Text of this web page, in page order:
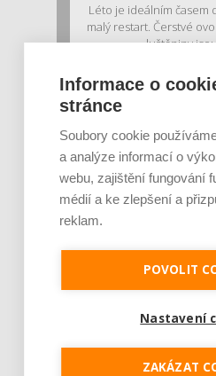
Léto je ideálním časem
malý restart. Čerstvé
luštěniny
se o
Informace o
stránce
Soubory cookie
a analýze informací o
webu, zajištění fungování
médií a ke zlepšení a
reklam.
POVOLIT
Nastavení
ZAKÁZAT